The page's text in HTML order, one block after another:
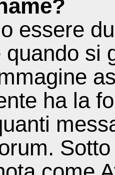
essere
quando si
ha la